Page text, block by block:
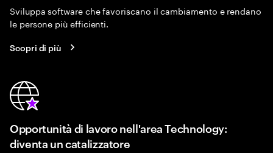
Sviluppa software che favoriscano il cambiamento e rendano
le persone più efficienti.
Scopri di più
Opportunità di lavoro nell'area Technology:
diventa un catalizzatore